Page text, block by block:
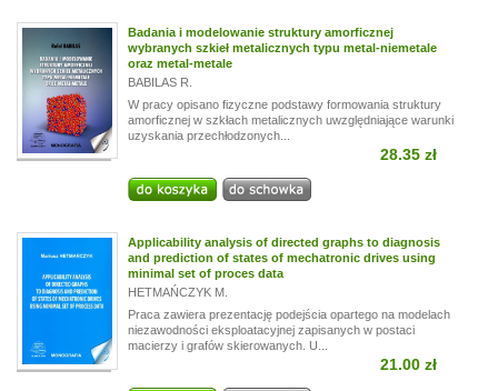
Badania i modelowanie struktury amorficznej
wybranych szkieł metalicznych typu metal-niemetale
oraz metal-metale
BABILAS R.
W pracy opisano fizyczne podstawy formowania struktury
amorficznej w szkłach metalicznych uwzględniające warunki
uzyskania przechłodzonych...
28.35 zł
Applicability analysis of directed graphs to diagnosis
and prediction of states of mechatronic drives using
minimal set of proces data
HETMAŃCZYK M.
Praca zawiera prezentację podejścia opartego na modelach
niezawodności eksploatacyjnej zapisanych w postaci
macierzy i grafów skierowanych. U...
21.00 zł